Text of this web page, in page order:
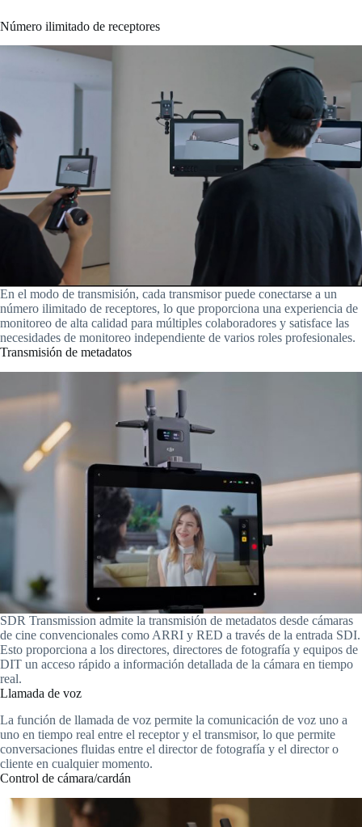
Número ilimitado de receptores
En el modo de transmisión, cada transmisor puede conectarse a un
número ilimitado de receptores, lo que proporciona una experiencia de
monitoreo de alta calidad para múltiples colaboradores y satisface las
necesidades de monitoreo independiente de varios roles profesionales.
Transmisión de metadatos
SDR Transmission admite la transmisión de metadatos desde cámaras
de cine convencionales como ARRI y RED a través de la entrada SDI.
Esto proporciona a los directores, directores de fotografía y equipos de
DIT un acceso rápido a información detallada de la cámara en tiempo
real.
Llamada de voz
La función de llamada de voz permite la comunicación de voz uno a
uno en tiempo real entre el receptor y el transmisor, lo que permite
conversaciones fluidas entre el director de fotografía y el director o
cliente en cualquier momento.
Control de cámara/cardán